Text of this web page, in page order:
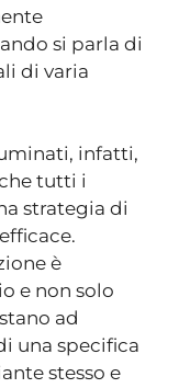
si parla di
di varia
infatti,
tutti i
strategia di
è
e non solo
ad
una specifica
stesso e